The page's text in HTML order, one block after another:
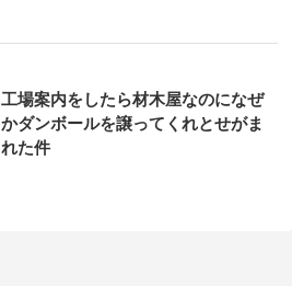
工場案内をしたら材木屋なのになぜ
かダンボールを譲ってくれとせがま
れた件